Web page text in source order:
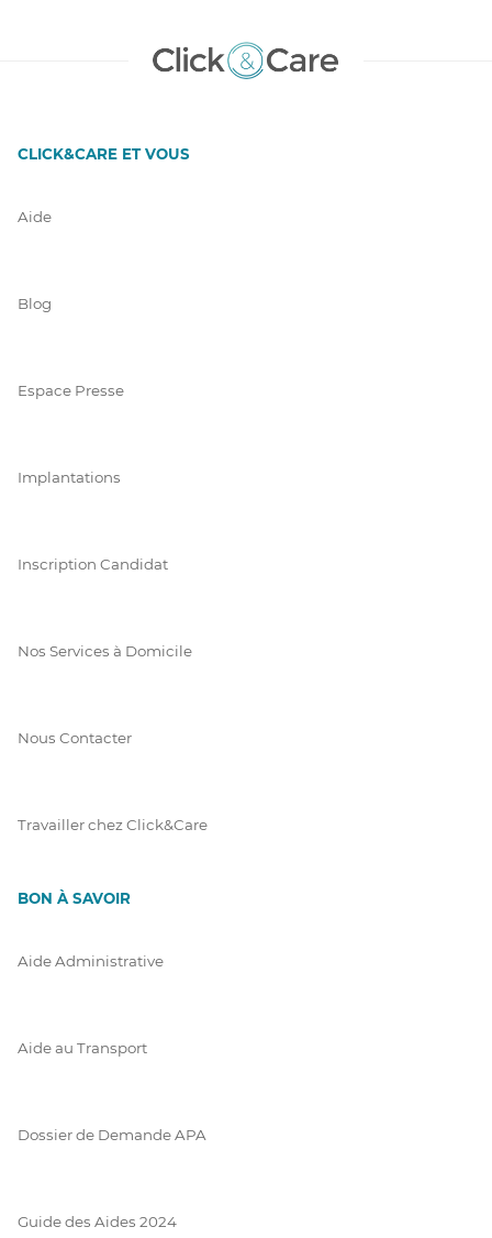
CLICK&CARE ET VOUS
Aide
Blog
Espace Presse
Implantations
Inscription Candidat
Nos Services à Domicile
Nous Contacter
Travailler chez Click&Care
BON À SAVOIR
Aide Administrative
Aide au Transport
Dossier de Demande APA
Guide des Aides 2024